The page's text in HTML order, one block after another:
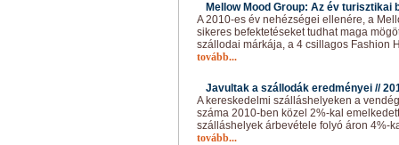
Mellow Mood Group: Az év turisztikai
A 2010-es év nehézségei ellenére, a
sikeres befektetéseket tudhat maga
szállodai márkája, a 4 csillagos Fashion
tovább...
Javultak a szállodák eredményei //
A kereskedelmi szálláshelyeken a
száma 2010-ben közel 2%-kal
szálláshelyek árbevétele folyó áron 4%-
tovább...